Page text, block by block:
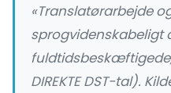
«Translatørarbejde
sprogvidenskabeligt
DIREKTE DST-tal).